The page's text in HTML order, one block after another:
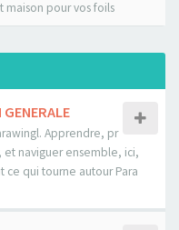
pour vos foils
Apprendre, pr
et naviguer ensemble, ici,
ce qui tourne autour Para